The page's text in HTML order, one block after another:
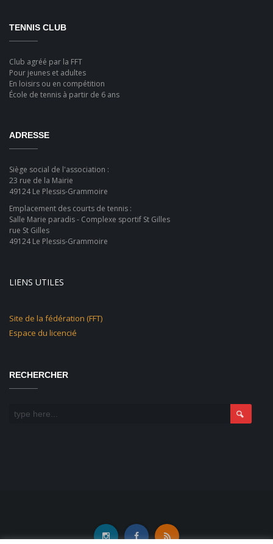
TENNIS CLUB
Club agréé par la FFT
Pour jeunes et adultes
En loisirs ou en compétition
École de tennis à partir de 6 ans
ADRESSE
Siège social de l'association :
23 rue de la Mairie
49124 Le Plessis-Grammoire
Emplacement des courts de tennis :
Salle Marie paradis - Complexe sportif St Gilles
rue St Gilles
49124 Le Plessis-Grammoire
LIENS UTILES
Site de la fédération (FFT)
Espace du licencié
RECHERCHER